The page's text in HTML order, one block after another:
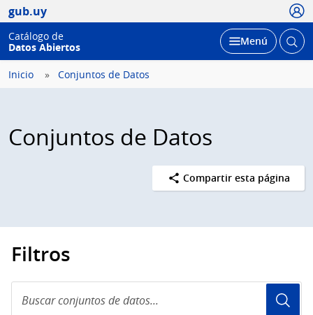
gub.uy
Catálogo de
Datos Abiertos
Desplegar
Menú Abrir
Inicio Conjuntos de Datos
Conjuntos de Datos
Compartir esta página
Filtros
conjuntos